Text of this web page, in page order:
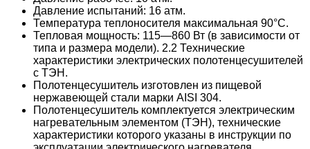
Давление испытаний: 16 атм.
Температура теплоносителя максимальная 90°С.
Тепловая мощность: 115—860 Вт (в зависимости от
типа и размера модели). 2.2 Технические
характеристики электрических полотенцесушителей
с ТЭН.
Полотенцесушитель изготовлен из пищевой
нержавеющей стали марки AISI 304.
Полотенцесушитель комплектуется электрическим
нагревательным элементом (ТЭН), технические
характеристики которого указаны в инструкции по